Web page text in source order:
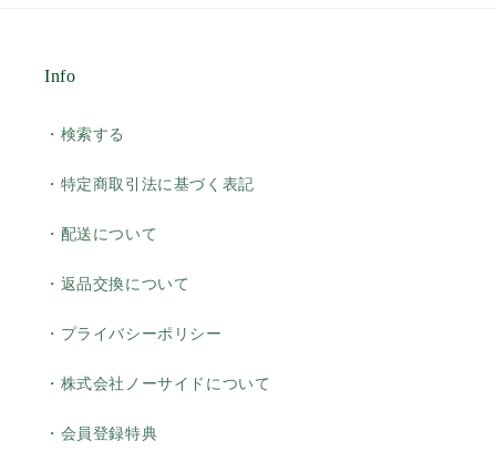
Info
・検索する
・特定商取引法に基づく表記
・配送について
・返品交換について
・プライバシーポリシー
・株式会社ノーサイドについて
・会員登録特典